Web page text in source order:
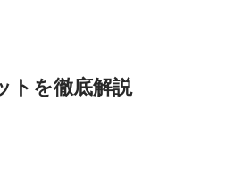
トを徹底解説